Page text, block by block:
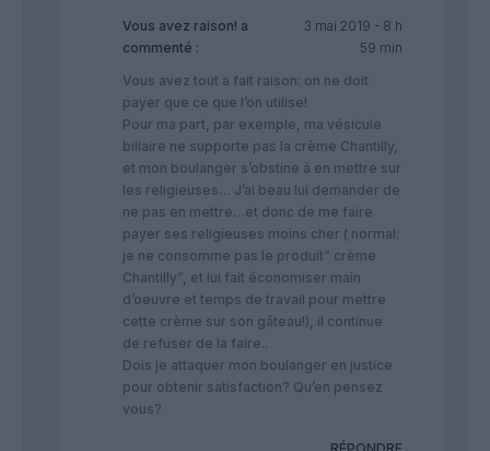
Vous avez raison! a
commenté :
3 mai 2019 - 8 h
59 min
Vous avez tout a fait raison: on ne doit
payer que ce que l’on utilise!
Pour ma part, par exemple, ma vésicule
biliaire ne supporte pas la crème Chantilly,
et mon boulanger s’obstine à en mettre sur
les religieuses… J’ai beau lui demander de
ne pas en mettre…et donc de me faire
payer ses religieuses moins cher ( normal:
je ne consomme pas le produit” crème
Chantilly”, et lui fait économiser main
d’oeuvre et temps de travail pour mettre
cette crème sur son gâteau!), il continue
de refuser de la faire..
Dois je attaquer mon boulanger en justice
pour obtenir satisfaction? Qu’en pensez
vous?